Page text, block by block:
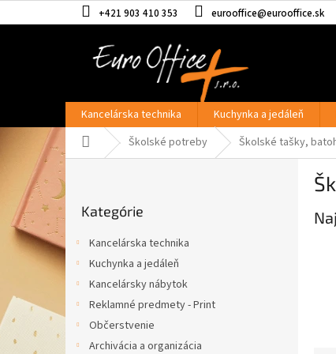
na
+421 903 410 353 eurooffice@eurooffice.sk
Kancelárska technika Kuchynka a jedáleň
DomovŠkolské potreby Školské tašky,
o
č
p
a
l
kategórie
Kategórie
Kancelárska technika
Kuchynka a jedáleň
Kancelársky nábytok
Reklamné predmety - Print
Občerstvenie
Archivácia a organizácia